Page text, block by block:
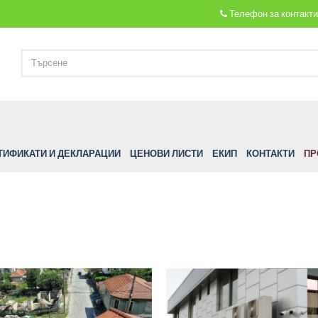
Телефон за
И ДЕКЛАРАЦИИ ЦЕНОВИ ЛИСТИ ЕКИП КОНТАКТИ